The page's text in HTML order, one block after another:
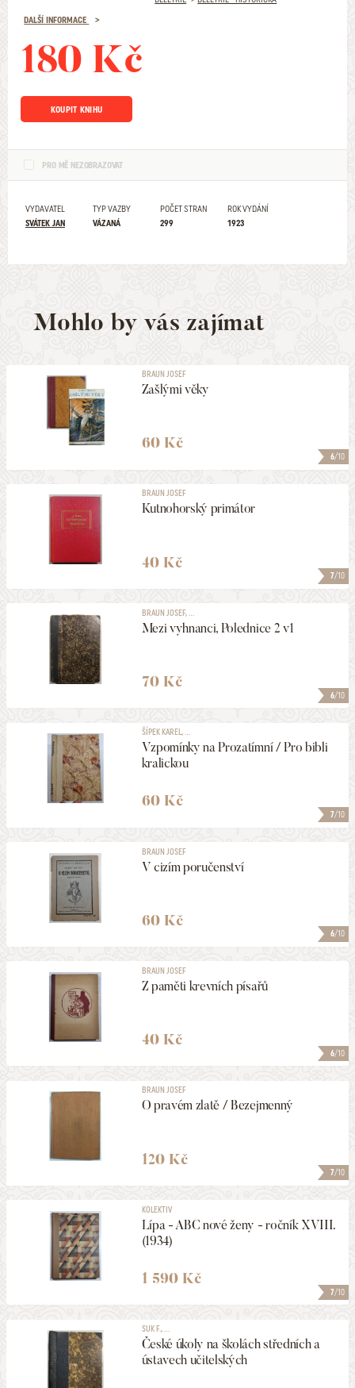
DALŠÍ INFORMACE
180 Kč
KOUPIT KNIHU
PRO MĚ NEZOBRAZOVAT
VYDAVATEL
SVÁTEK JAN
TYP VAZBY
VÁZANÁ
POČET STRAN
299
ROK VYDÁNÍ
1923
Mohlo by vás zajímat
6/10
BRAUN JOSEF
Zašlými věky
60 Kč
7/10
BRAUN JOSEF
Kutnohorský primátor
40 Kč
6/10
BRAUN JOSEF, ...
Mezi vyhnanci, Polednice 2 v1
70 Kč
7/10
ŠÍPEK KAREL, ...
Vzpomínky na Prozatímní / Pro bibli
kralickou
60 Kč
6/10
BRAUN JOSEF
V cizím poručenství
60 Kč
6/10
BRAUN JOSEF
Z paměti krevních písařů
40 Kč
7/10
BRAUN JOSEF
O pravém zlatě / Bezejmenný
120 Kč
7/10
KOLEKTIV
Lípa - ABC nové ženy - ročník XVIII.
(1934)
1 590 Kč
SUK F., ...
České úkoly na školách středních a
ústavech učitelských